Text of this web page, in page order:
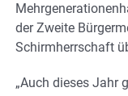
der Zweite
Schirmherrschaft
„Auch dieses Jahr